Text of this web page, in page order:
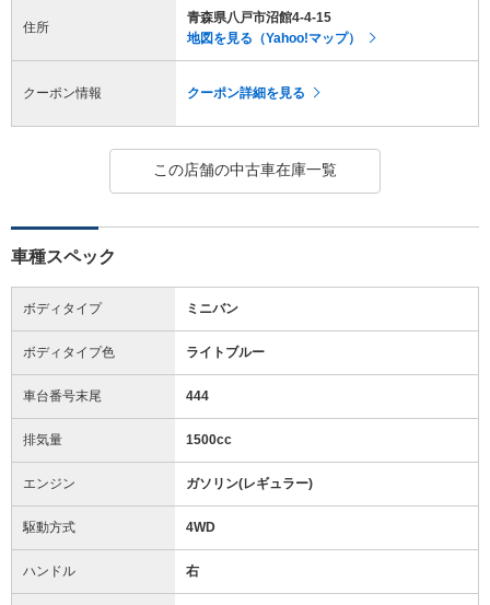
住所
青森県八戸市沼館4-4-15
地図を見る（Yahoo!マップ）
クーポン情報 クーポン詳細を見る
この店舗の中古車在庫一覧
車種スペック
ボディタイプ ミニバン
ボディタイプ色 ライトブルー
車台番号末尾 444
排気量 1500cc
エンジン ガソリン(レギュラー)
駆動方式 4WD
ハンドル 右